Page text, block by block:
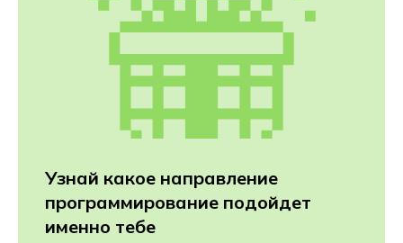
Узнай какое направление
программирование подойдет
именно тебе